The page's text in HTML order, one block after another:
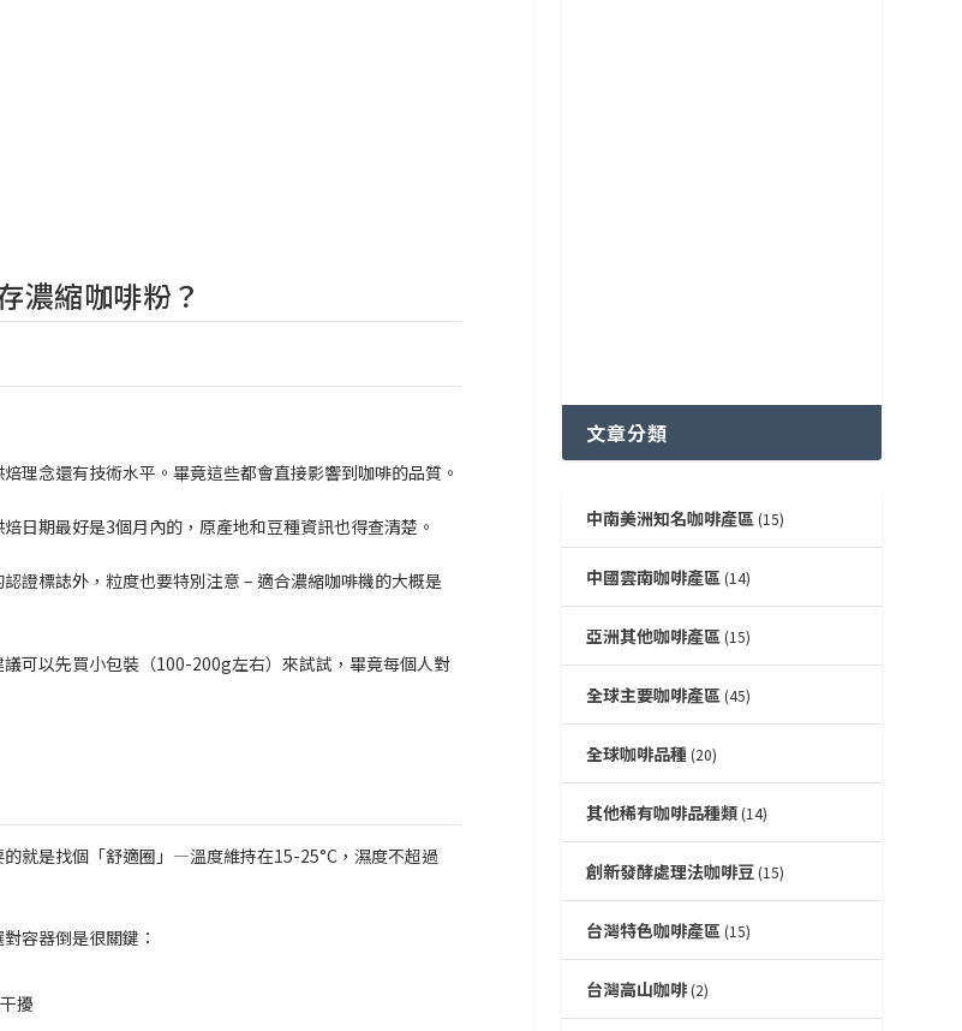
濃縮咖啡粉？
理念還有技術水平。畢竟這些都會直接影響到咖啡的品質。
日期最好是3個月內的，原產地和豆種資訊也得查清楚。
證標誌外，粒度也要特別注意 – 適合濃縮咖啡機的大概是
可以先買小包裝（100-200g左右）來試試，畢竟每個人對
就是找個「舒適圈」—溫度維持在15-25°C，濕度不超過
容器倒是很關鍵：
擾
文章分類
中南美洲知名咖啡產區 (15)
中國雲南咖啡產區 (14)
亞洲其他咖啡產區 (15)
全球主要咖啡產區 (45)
全球咖啡品種 (20)
其他稀有咖啡品種類(14)
創新發酵處理法咖啡豆(15)
台灣特色咖啡產區 (15)
台灣高山咖啡(2)